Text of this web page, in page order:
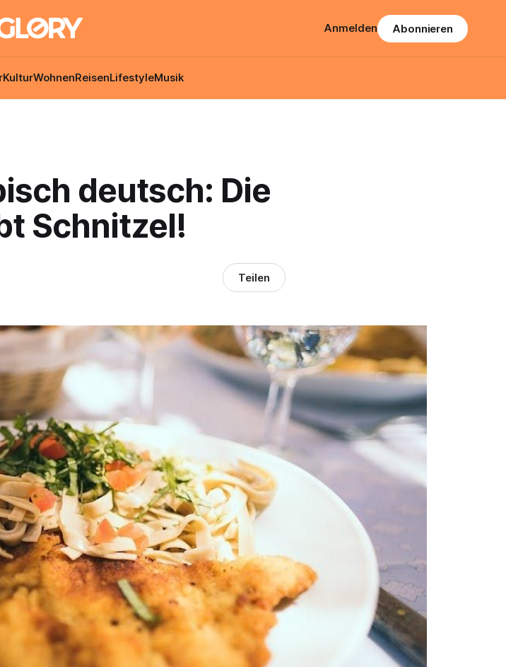
KulturWohnenReisenLifestyleMusik
Anmelden Abonnieren
deutsch: Die
Schnitzel!
Teilen